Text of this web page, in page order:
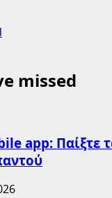
missed
app: Παίξτε